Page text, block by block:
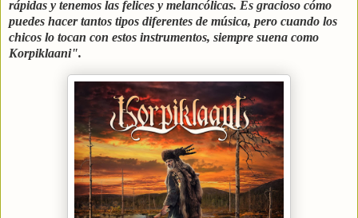
rápidas y tenemos las felices y melancólicas. Es gracioso cómo
puedes hacer tantos tipos diferentes de música, pero cuando los
chicos lo tocan con estos instrumentos, siempre suena como
Korpiklaani".